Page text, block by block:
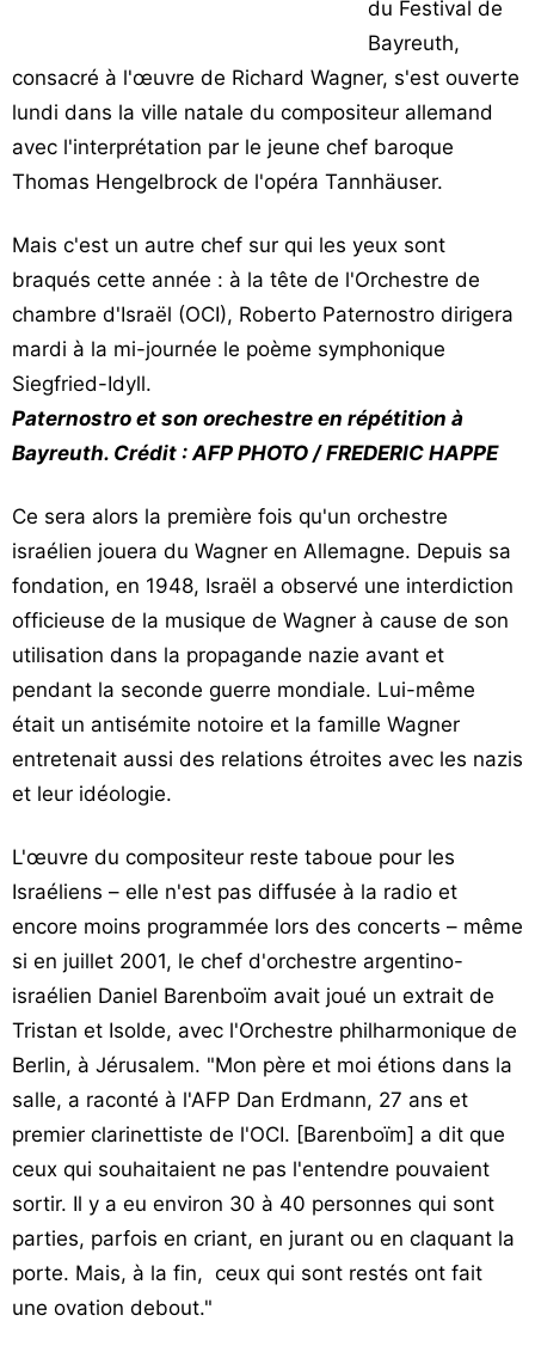
chroniques
Les
bonnes
adresses
du Festival de
Bayreuth,
consacré à l'œuvre de Richard Wagner, s'est ouverte
lundi dans la ville natale du compositeur allemand
avec l'interprétation par le jeune chef baroque
Thomas Hengelbrock de l'opéra Tannhäuser.
Mais c'est un autre chef sur qui les yeux sont
braqués cette année : à la tête de l'Orchestre de
chambre d'Israël (OCI), Roberto Paternostro dirigera
mardi à la mi-journée le poème symphonique
Siegfried-Idyll.
Paternostro et son orechestre en répétition à
Bayreuth. Crédit : AFP PHOTO / FREDERIC HAPPE
Ce sera alors la première fois qu'un orchestre
israélien jouera du Wagner en Allemagne. Depuis sa
fondation, en 1948, Israël a observé une interdiction
officieuse de la musique de Wagner à cause de son
utilisation dans la propagande nazie avant et
pendant la seconde guerre mondiale. Lui-même
était un antisémite notoire et la famille Wagner
entretenait aussi des relations étroites avec les nazis
et leur idéologie.
L'œuvre du compositeur reste taboue pour les
Israéliens – elle n'est pas diffusée à la radio et
encore moins programmée lors des concerts – même
si en juillet 2001, le chef d'orchestre argentino-
israélien Daniel Barenboïm avait joué un extrait de
Tristan et Isolde, avec l'Orchestre philharmonique de
Berlin, à Jérusalem. "Mon père et moi étions dans la
salle, a raconté à l'AFP Dan Erdmann, 27 ans et
premier clarinettiste de l'OCI. [Barenboïm] a dit que
ceux qui souhaitaient ne pas l'entendre pouvaient
sortir. Il y a eu environ 30 à 40 personnes qui sont
parties, parfois en criant, en jurant ou en claquant la
porte. Mais, à la fin, ceux qui sont restés ont fait
une ovation debout."